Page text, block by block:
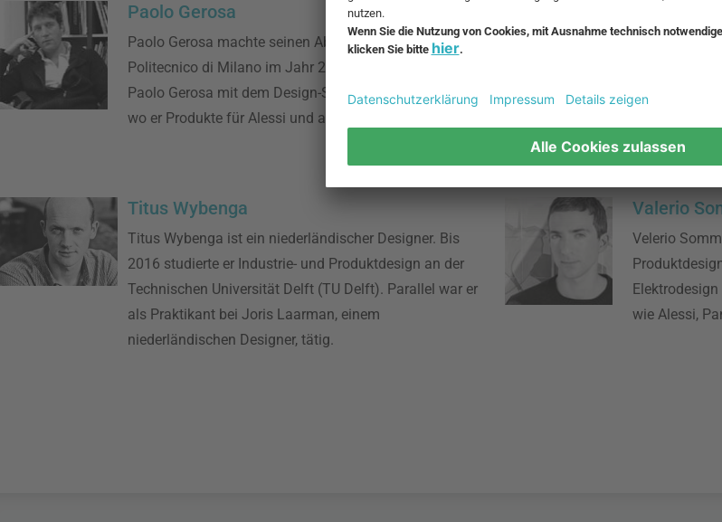
Paolo Gerosa
Paolo Gerosa machte seinen Abschluss an der
Politecnico di Milano im Jahr 2005. Seit 2008 arbeitet
Paolo Gerosa mit dem Design-Studio LPWK zusammen,
wo er Produkte für Alessi und andere Marken entwirft.
Der
Kolumbien
weiteren
Titus Wybenga
Titus Wybenga ist ein niederländischer Designer. Bis
2016 studierte er Industrie- und Produktdesign an der
Technischen Universität Delft (TU Delft). Parallel war er
als Praktikant bei Joris Laarman, einem
niederländischen Designer, tätig.
Valerio
Velerio
wie Alessi,